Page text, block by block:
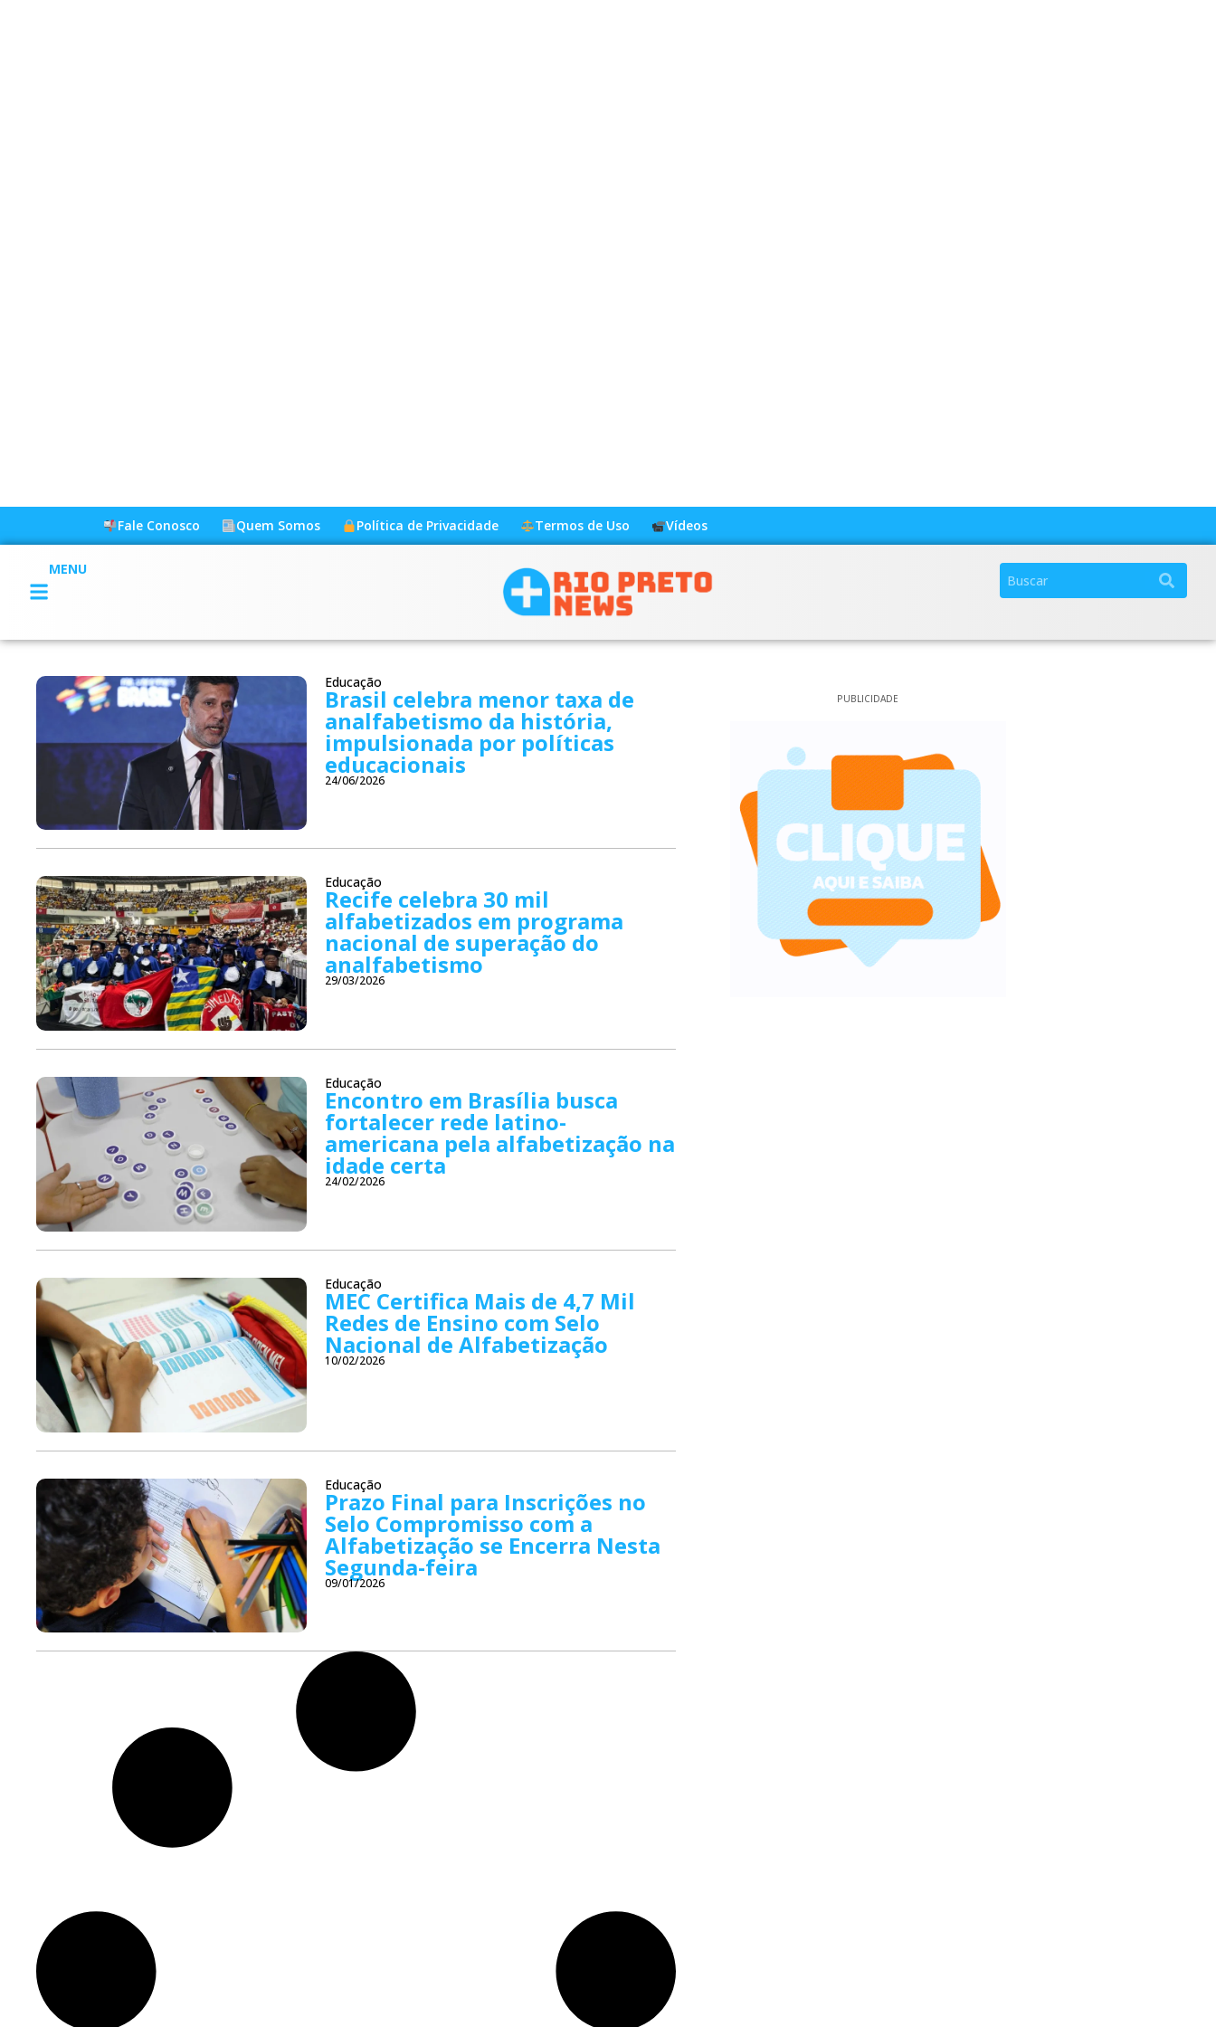
Fale Conosco Quem Somos Política de Privacidade Termos de Uso Vídeos
MENU
Educação
Brasil celebra menor taxa de
analfabetismo da história,
impulsionada por políticas
educacionais
24/06/2026
Educação
Recife celebra 30 mil
alfabetizados em programa
nacional de superação do
analfabetismo
29/03/2026
Educação
Encontro em Brasília busca
fortalecer rede latino-
americana pela alfabetização na
idade certa
24/02/2026
Educação
MEC Certifica Mais de 4,7 Mil
Redes de Ensino com Selo
Nacional de Alfabetização
10/02/2026
Educação
Prazo Final para Inscrições no
Selo Compromisso com a
Alfabetização se Encerra Nesta
Segunda-feira
09/01/2026
PUBLICIDADE